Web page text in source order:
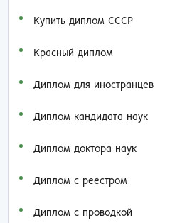
Купить диплом СССР
Красный диплом
Диплом для иностранцев
Диплом кандидата наук
Диплом доктора наук
Диплом с реестром
Диплом с проводкой